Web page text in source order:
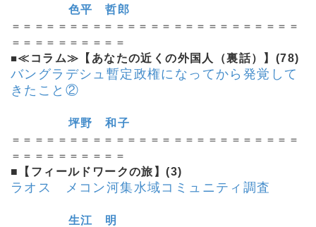
色平 哲郎
＝＝＝＝＝＝＝＝＝＝＝＝＝＝＝＝＝＝＝＝＝＝＝＝＝
＝＝＝＝＝＝＝＝＝＝
■≪コラム≫【あなたの近くの外国人（裏話）】(78)
バングラデシュ暫定政権になってから発覚して
きたこと②
坪野 和子
＝＝＝＝＝＝＝＝＝＝＝＝＝＝＝＝＝＝＝＝＝＝＝＝＝
＝＝＝＝＝＝＝＝＝＝
■【フィールドワークの旅】(3)
ラオス メコン河集水域コミュニティ調査
生江 明